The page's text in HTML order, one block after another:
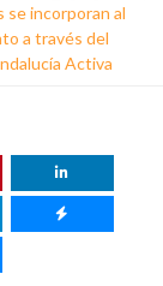
se incorporan al
a través del
Activa